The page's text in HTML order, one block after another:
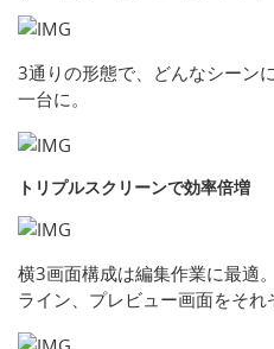
3通りの形態で、どんなシーン
一台に。
トリプルスクリーンで効率倍増
横3画面構成は編集作業に最適
ライン、プレビュー画面をそれ